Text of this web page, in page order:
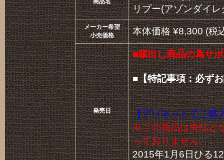
商品名
リプー(アゾンダイ
メーカー希望
小売価格
本体価格 ¥8,300 (税
発売日
■蔵出し商品の為サ
■【特記事項：必ず
【アゾネットでご購
※この商品は先払と
っておりません。
2015年1月6日ひる